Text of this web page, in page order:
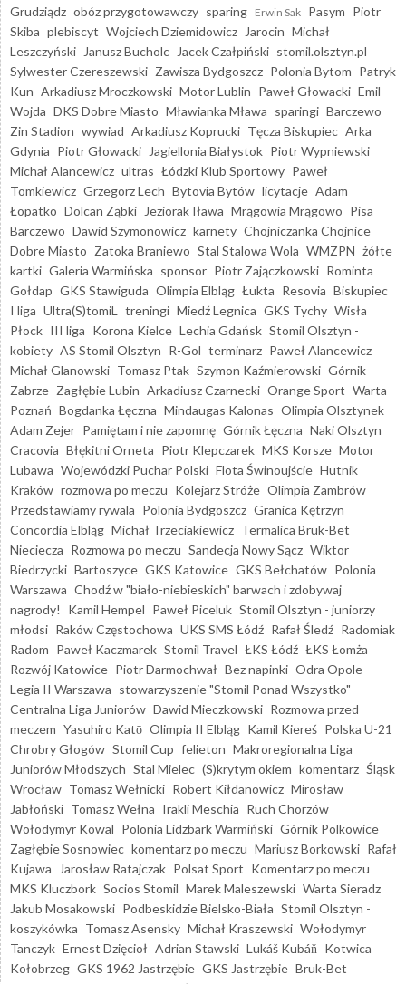
Grudziądz obóz przygotowawczy sparing Erwin Sak Pasym Piotr
Skiba plebiscyt Wojciech Dziemidowicz Jarocin Michał
Leszczyński
Janusz Bucholc Jacek Czałpiński stomil.olsztyn.pl
Sylwester Czereszewski Zawisza Bydgoszcz Polonia Bytom Patryk
Kun Arkadiusz Mroczkowski Motor Lublin Paweł Głowacki Emil
Wojda DKS Dobre Miasto Mławianka Mława sparingi Barczewo
Zin Stadion wywiad Arkadiusz Koprucki Tęcza Biskupiec Arka
Gdynia Piotr Głowacki Jagiellonia Białystok Piotr Wypniewski
Michał Alancewicz ultras Łódzki Klub Sportowy Paweł
Tomkiewicz Grzegorz Lech Bytovia Bytów licytacje Adam
Łopatko Dolcan Ząbki Jeziorak Iława Mrągowia Mrągowo Pisa
Barczewo Dawid Szymonowicz karnety Chojniczanka Chojnice
Dobre Miasto Zatoka Braniewo Stal Stalowa Wola WMZPN żółte
kartki Galeria Warmińska sponsor Piotr Zajączkowski Rominta
Gołdap GKS Stawiguda Olimpia Elbląg Łukta Resovia Biskupiec
I liga Ultra(S)tomiL treningi Miedź Legnica GKS Tychy Wisła
Płock III liga Korona Kielce Lechia Gdańsk Stomil Olsztyn -
kobiety AS Stomil Olsztyn R-Gol terminarz Paweł Alancewicz
Michał Glanowski Tomasz Ptak Szymon Kaźmierowski Górnik
Zabrze Zagłębie Lubin Arkadiusz Czarnecki Orange Sport Warta
Poznań Bogdanka Łęczna Mindaugas Kalonas Olimpia Olsztynek
Adam Zejer Pamiętam i nie zapomnę Górnik Łęczna Naki Olsztyn
Cracovia Błękitni Orneta Piotr Klepczarek MKS Korsze Motor
Lubawa Wojewódzki Puchar Polski Flota Świnoujście Hutnik
Kraków rozmowa po meczu Kolejarz Stróże Olimpia Zambrów
Przedstawiamy rywala Polonia Bydgoszcz Granica Kętrzyn
Concordia Elbląg Michał Trzeciakiewicz Termalica Bruk-Bet
Nieciecza Rozmowa po meczu Sandecja Nowy Sącz Wiktor
Biedrzycki Bartoszyce GKS Katowice GKS Bełchatów Polonia
Warszawa Chodź w "biało-niebieskich" barwach i zdobywaj
nagrody!
Kamil Hempel Paweł Piceluk Stomil Olsztyn - juniorzy
młodsi Raków Częstochowa UKS SMS Łódź Rafał Śledź Radomiak
Radom Paweł Kaczmarek Stomil Travel ŁKS Łódź ŁKS Łomża
Rozwój Katowice Piotr Darmochwał Bez napinki Odra Opole
Legia II Warszawa stowarzyszenie "Stomil Ponad Wszystko"
Centralna Liga Juniorów Dawid Mieczkowski Rozmowa przed
meczem Yasuhiro Katō Olimpia II Elbląg Kamil Kiereś Polska U-21
Chrobry Głogów Stomil Cup felieton Makroregionalna Liga
Juniorów Młodszych Stal Mielec (S)krytym okiem komentarz Śląsk
Wrocław Tomasz Wełnicki Robert Kiłdanowicz Mirosław
Jabłoński Tomasz Wełna Irakli Meschia Ruch Chorzów
Wołodymyr Kowal Polonia Lidzbark Warmiński Górnik Polkowice
Zagłębie Sosnowiec komentarz po meczu Mariusz Borkowski Rafał
Kujawa
Jarosław Ratajczak Polsat Sport Komentarz po meczu
MKS Kluczbork Socios Stomil Marek Maleszewski Warta Sieradz
Jakub Mosakowski Podbeskidzie Bielsko-Biała Stomil Olsztyn -
koszykówka Tomasz Asensky Michał Kraszewski Wołodymyr
Tanczyk Ernest Dzięcioł Adrian Stawski Lukáš Kubáň Kotwica
Kołobrzeg GKS 1962 Jastrzębie GKS Jastrzębie Bruk-Bet